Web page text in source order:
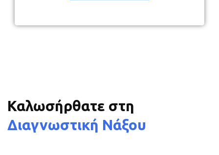
Καλωσήρθατε στη
Διαγνωστική Νάξου